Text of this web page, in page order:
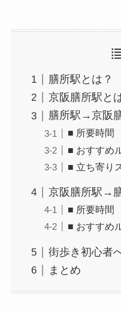
膳所駅とは？
京阪膳所駅と
膳所駅→京阪
■ 所要時間
■ おすすめ
■ 立ち寄り
京阪膳所駅→
■ 所要時間
■ おすすめ
街歩き初心者
まとめ